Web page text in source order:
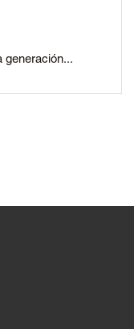
generación...